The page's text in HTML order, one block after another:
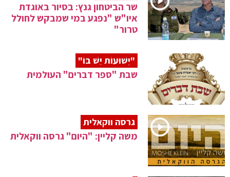
שר הביטחון גנץ: בסיור באוגדת
איו"ש "נפגע במי שמבקש לחולל
טרור"
"יְשׁוּעוֹת יֵשׁ בּוֹ"
שבת "ספר דברים" העולמית
גרסה ווקאלית
משה קליין: "היום" גרסה ווקאלית